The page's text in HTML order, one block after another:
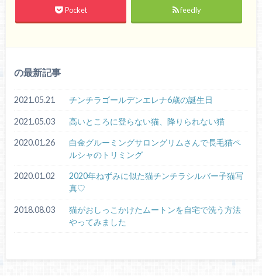
Pocket feedly
の最新記事
2021.05.21 チンチラゴールデンエレナ6歳の誕生日
2021.05.03 高いところに登らない猫、降りられない猫
2020.01.26
白金グルーミングサロングリムさんで長毛猫ペ
ルシャのトリミング
2020.01.02
2020年ねずみに似た猫チンチラシルバー子猫写
真♡
2018.08.03
猫がおしっこかけたムートンを自宅で洗う方法
やってみました